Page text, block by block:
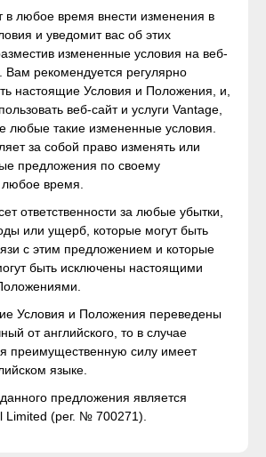
в любое время внести изменения в
и уведомит вас об этих
измененные условия на веб-
Вам рекомендуется регулярно
настоящие Условия и Положения, и,
веб-сайт и услуги Vantage,
любые такие измененные условия.
за собой право изменять или
предложения по своему
время.
ответственности за любые убытки,
или ущерб, которые могут быть
с этим предложением и которые
быть исключены настоящими
Условия и Положения переведены
от английского, то в случае
преимущественную силу имеет
языке.
предложения является
Limited (рег. № 700271).